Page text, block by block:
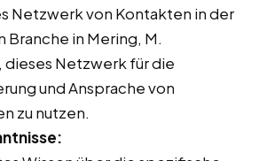
Netzwerk von Kontakten in der
Branche in Mering, M.
dieses Netzwerk für die
und Ansprache von
zu nutzen.